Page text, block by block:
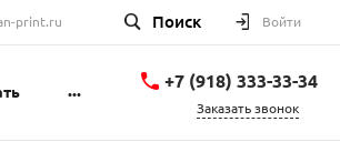
print.ru Поиск Войти
... +7 (918) 333-33-34
Заказать звонок